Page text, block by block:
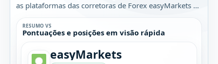
as plataformas das corretoras de Forex easyMarkets e
ScoreCM. Descubra qual é a melhor opção para você.
RESUMO VS
Pontuações e posições em visão rápida
easyMarkets